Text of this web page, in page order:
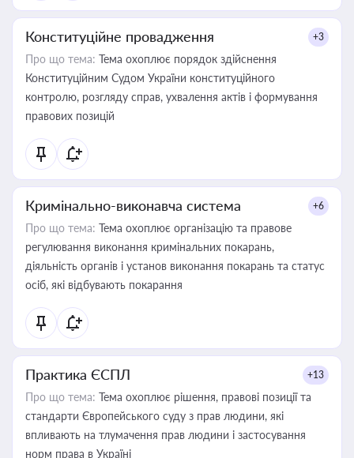
Конституційне провадження +3
Про що тема: Тема охоплює порядок здійснення
Конституційним Судом України конституційного
контролю, розгляду справ, ухвалення актів і формування
правових позицій
Кримінально-виконавча система +6
Про що тема: Тема охоплює організацію та правове
регулювання виконання кримінальних покарань,
діяльність органів і установ виконання покарань та статус
осіб, які відбувають покарання
Практика ЄСПЛ +13
Про що тема: Тема охоплює рішення, правові позиції та
стандарти Європейського суду з прав людини, які
впливають на тлумачення прав людини і застосування
норм права в Україні